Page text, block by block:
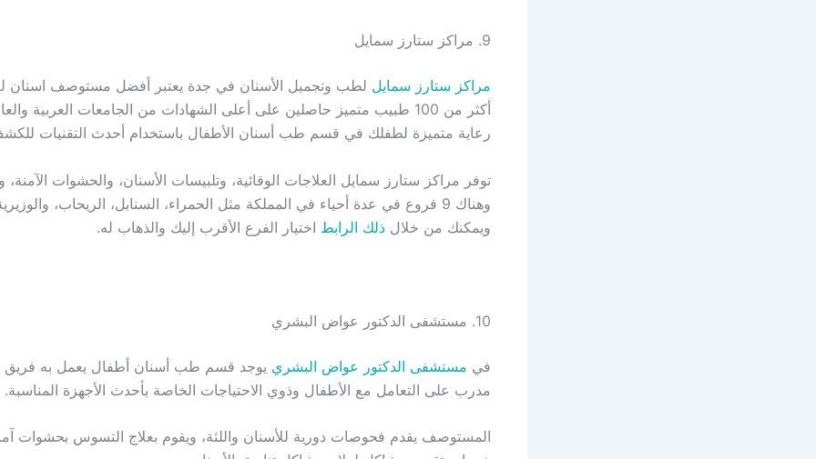
9. مراكز ستارز سمايل
مراكز ستارز سمايل لطب وتجميل الأسنان في جدة يعتبر أفضل مستوصف اسنان
أكثر من 100 طبيب متميز حاصلين على أعلى الشهادات من الجامعات العربية
رعاية متميزة لطفلك في قسم طب أسنان الأطفال باستخدام أحدث التقنيات
توفر مراكز ستارز سمايل العلاجات الوقائية، وتلبيسات الأسنان، والحشوات الآمنة،
وهناك 9 فروع في عدة أحياء في المملكة مثل الحمراء، السنابل، الريحاب،
ويمكنك من خلال ذلك الرابط اختيار الفرع الأقرب إليك والذهاب له.
10. مستشفى الدكتور عواض البشري
في مستشفى الدكتور عواض البشري يوجد قسم طب أسنان أطفال يعمل به
مدرب على التعامل مع الأطفال وذوي الاحتياجات الخاصة بأحدث الأجهزة المناسبة.
المستوصف يقدم فحوصات دورية للأسنان واللثة، ويقوم بعلاج التسوس بحشوات